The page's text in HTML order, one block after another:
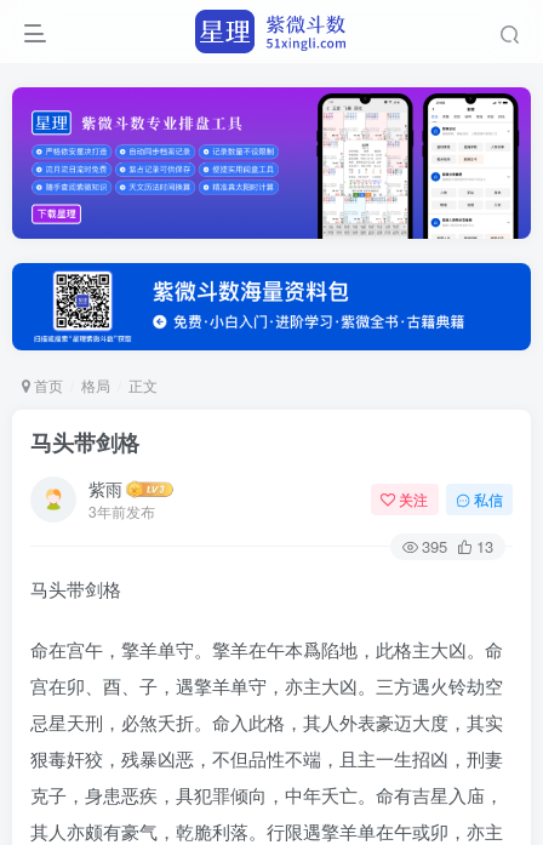
首页 格局 正文
马头带剑格
紫雨
3年前发布
关注 私信
395 13
马头带剑格
命在宫午，擎羊单守。擎羊在午本爲陷地，此格主大凶。命
宫在卯、酉、子，遇擎羊单守，亦主大凶。三方遇火铃劫空
忌星天刑，必煞夭折。命入此格，其人外表豪迈大度，其实
狠毒奸狡，残暴凶恶，不但品性不端，且主一生招凶，刑妻
克子，身患恶疾，具犯罪倾向，中年夭亡。命有吉星入庙，
其人亦颇有豪气，乾脆利落。行限遇擎羊单在午或卯，亦主